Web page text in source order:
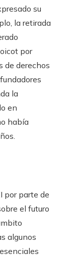
su
la retirada
por
de derechos
la
en
había
por parte de
el futuro
algunos